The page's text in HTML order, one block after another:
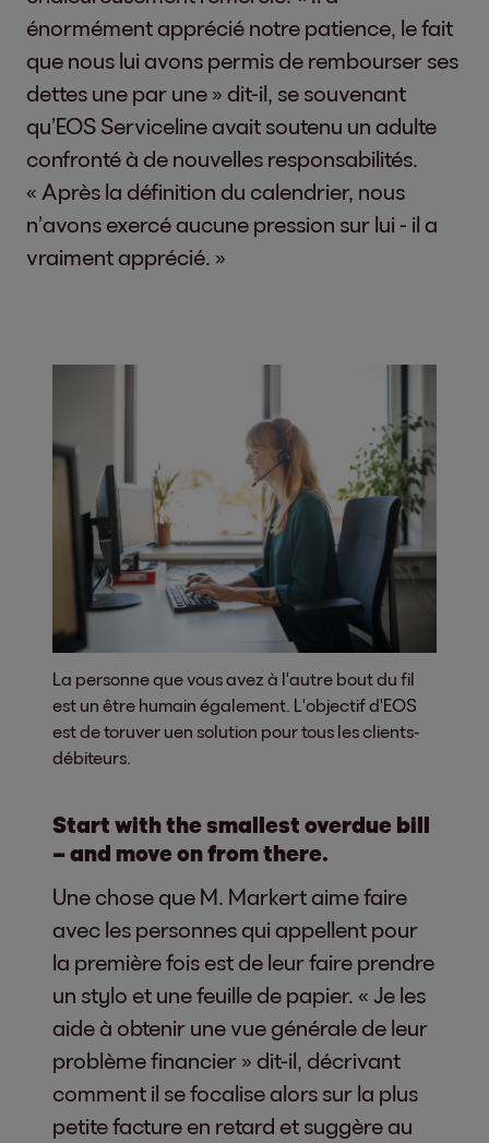
énormément apprécié notre patience, le fait
que nous lui avons permis de rembourser ses
dettes une par une » dit-il, se souvenant
qu’EOS Serviceline avait soutenu un adulte
confronté à de nouvelles responsabilités.
« Après la définition du calendrier, nous
n’avons exercé aucune pression sur lui - il a
vraiment apprécié. »
La personne que vous avez à l'autre bout du fil
est un être humain également. L'objectif d'EOS
est de toruver uen solution pour tous les clients-
débiteurs.
Start with the smallest overdue bill
– and move on from there.
Une chose que M. Markert aime faire
avec les personnes qui appellent pour
la première fois est de leur faire prendre
un stylo et une feuille de papier. « Je les
aide à obtenir une vue générale de leur
problème financier » dit-il, décrivant
comment il se focalise alors sur la plus
petite facture en retard et suggère au